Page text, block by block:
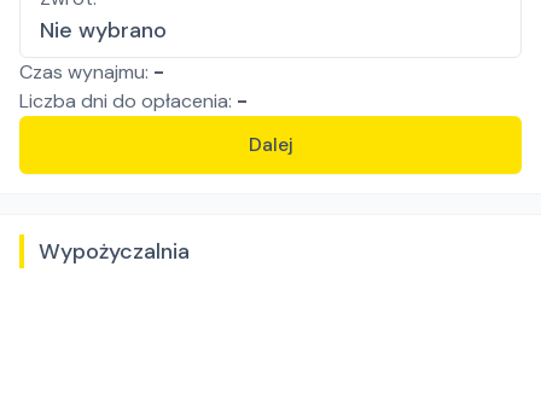
Nie wybrano
Czas wynajmu: -
Liczba dni do opłacenia: -
Dalej
Wypożyczalnia